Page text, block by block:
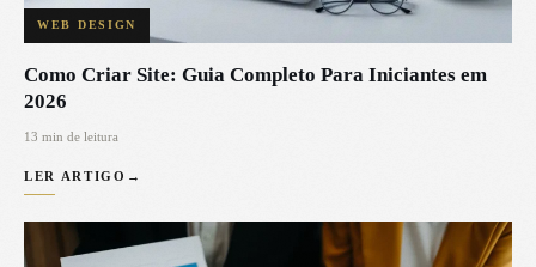
WEB DESIGN
Como Criar Site: Guia Completo Para Iniciantes em
2026
13 min de leitura
LER ARTIGO →